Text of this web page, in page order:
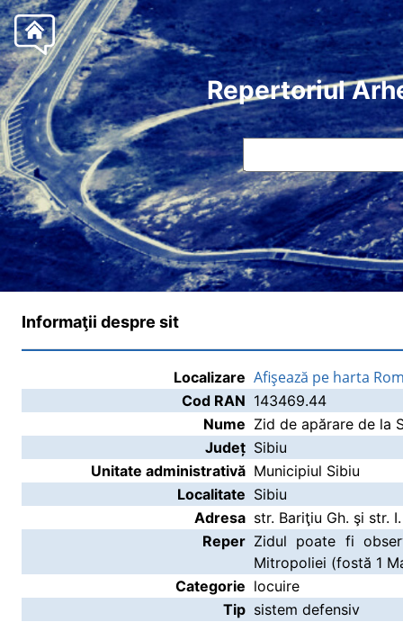
Repertoriul
Informaţii despre sit
Localizare Afişează pe harta
Cod RAN 143469.44
Nume Zid de apărare de la
Județ Sibiu
Unitate administrativă Municipiul Sibiu
Localitate Sibiu
Adresa str. Bariţiu Gh. şi str.
Reper Zidul poate fi
Mitropoliei (fostă 1
Categorie locuire
Tip sistem defensiv